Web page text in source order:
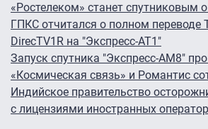
«Ростелеком» станет спутниковым
ГПКС отчитался о полном переводе
DirecTV1R на "Экспресс-АТ1"
Запуск спутника "Экспресс-АМ8"
«Космическая связь» и Романтис
Индийское правительство
с лицензиями иностранных